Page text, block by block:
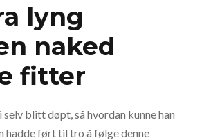
lyng
naked
fitter
selv blitt døpt, så hvordan kunne han
hadde ført til tro å følge denne